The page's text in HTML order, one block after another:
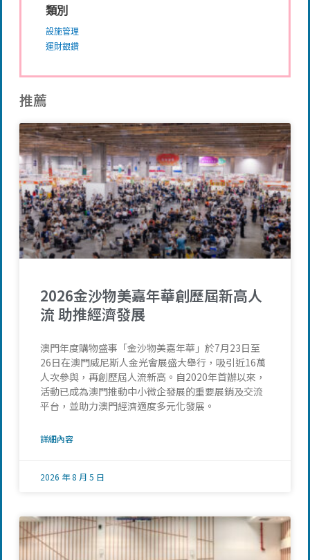
類別
設施管理
運財銀鑽
推薦
2026金沙物美嘉年華創歷屆新高人
流 助推經濟發展
澳門年度購物盛事「金沙物美嘉年華」於7月23日至
26日在澳門威尼斯人金光會展盛大舉行，吸引近16萬
人次參與，再創歷屆人流新高。自2020年首辦以來，
活動已成為澳門推動中小微企發展的重要展銷及交流
平台，並助力澳門經濟適度多元化發展。
詳細內容
2026 年 8 月 5 日